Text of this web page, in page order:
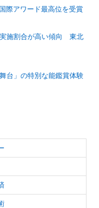
際アワード最高位を受賞
施割合が高い傾向 東北
台」の特別な能鑑賞体験